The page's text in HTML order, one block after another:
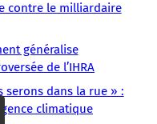
contre le milliardaire
généralise
de l’IHRA
serons dans la rue » :
climatique